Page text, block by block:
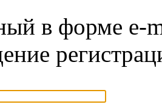
в форме e-